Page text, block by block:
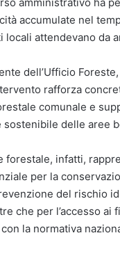
accumulate nel
locali attendevano da
dell’Ufficio
rafforza
comunale e
sostenibile delle aree
forestale, infatti,
per la
del rischio
che per l’accesso ai
la normativa